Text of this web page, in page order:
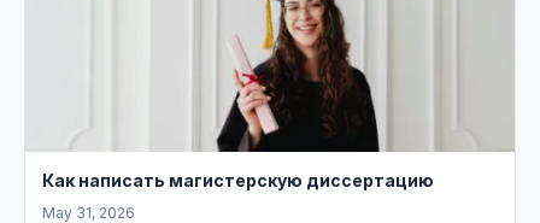
Как написать магистерскую диссертацию
May 31, 2026